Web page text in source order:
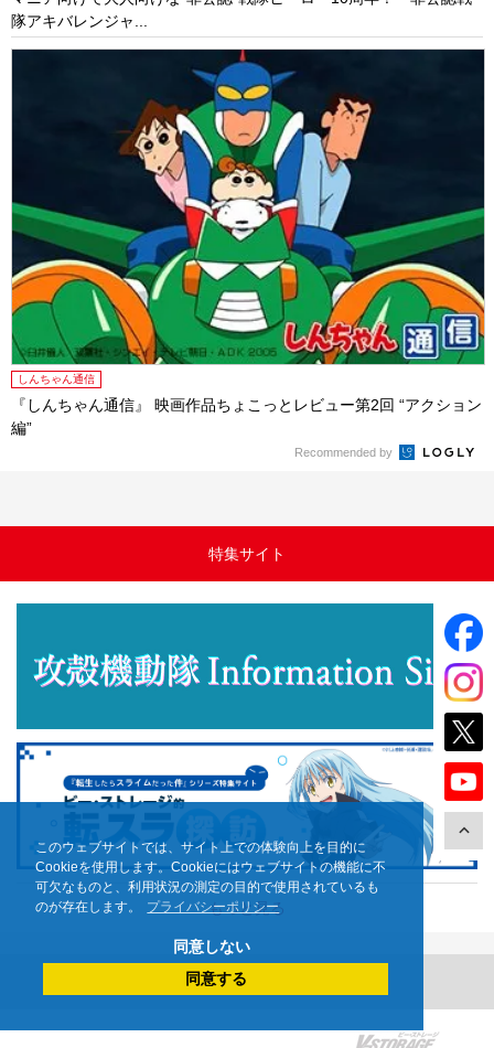
このウェブサイトでは、サイト上での体験向上を目的に
Cookieを使用します。Cookieにはウェブサイトの機能に不
可欠なものと、利用状況の測定の目的で使用されているも
のが存在します。
プライバシーポリシー
同意しない
同意する
隊アキバレンジャ...
しんちゃん通信
『しんちゃん通信』 映画作品ちょこっとレビュー第2回 “アクション
編”
Recommended by
特集サイト
もっと見る
ニュース